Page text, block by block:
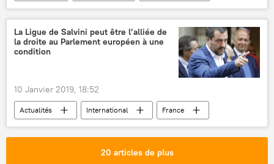
Airbus A380
aéroport
atterrissage
vidéo
pilote vent
La Ligue de Salvini peut être l’alliée de
la droite au Parlement européen à une
condition
10 Janvier 2019, 18:52
Actualités International
France
Italie
Europe
Matteo Salvini
20 articles de plus